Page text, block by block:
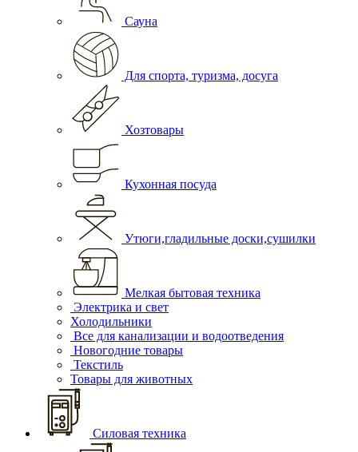
Сауна
Для спорта, туризма, досуга
Хозтовары
Кухонная посуда
Утюги,гладильные доски,сушилки
Мелкая бытовая техника
Электрика и свет
Холодильники
Все для канализации и водоотведения
Новогодние товары
Текстиль
Товары для животных
Силовая техника